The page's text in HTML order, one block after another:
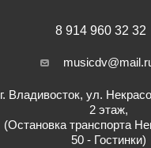
8 914 960 32 32
г. Владивосток, ул.
2 этаж,
(Остановка транспорта
50 - Гостинки)